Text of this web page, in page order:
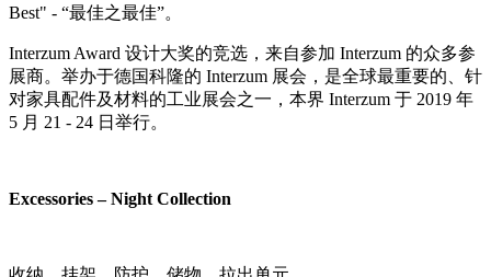
Best" - “最佳之最佳”。
Interzum Award 设计大奖的竞选，来自参加 Interzum 的众多参
展商。举办于德国科隆的 Interzum 展会，是全球最重要的、针
对家具配件及材料的工业展会之一，本界 Interzum 于 2019 年
5 月 21 - 24 日举行。
Excessories – Night Collection